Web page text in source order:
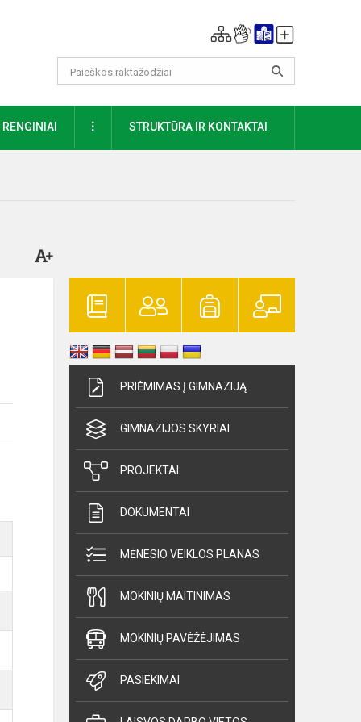
RENGINIAI DAUGIAUSTRUKTŪRA IR KONTAKTAI
PRIĖMIMAS Į GIMNAZIJĄ
GIMNAZIJOS SKYRIAI
PROJEKTAI
DOKUMENTAI
MĖNESIO VEIKLOS PLANAS
MOKINIŲ MAITINIMAS
MOKINIŲ PAVĖŽĖJIMAS
PASIEKIMAI